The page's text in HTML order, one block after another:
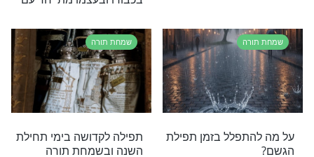
בשמחת תורה
מתי כדאי לתבוע דברים
מהמלך?
שמחת תורה